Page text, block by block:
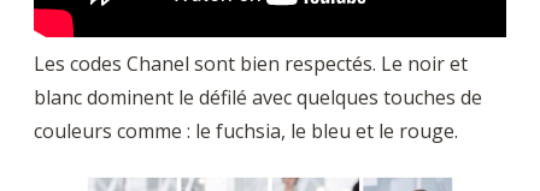
Les codes Chanel sont bien respectés. Le noir et
blanc dominent le défilé avec quelques touches de
couleurs comme : le fuchsia, le bleu et le rouge.